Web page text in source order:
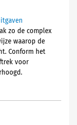
zo de complex
waarop de
Conform het
voor